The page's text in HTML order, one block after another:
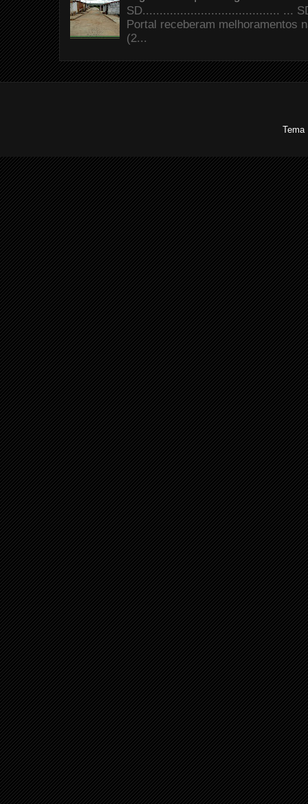
SD........................................ ...
Portal receberam melhoramentos
(2...